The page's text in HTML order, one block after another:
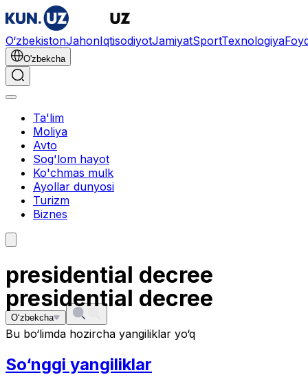
O‘zbekistonJahonIqtisodiyotJamiyatSportTexnologiya
O'zbekcha
Ta'lim
Moliya
Avto
Sog'lom hayot
Ko'chmas mulk
Ayollar dunyosi
Turizm
Biznes
presidential decree
O‘zbekcha
presidential decree
Bu bo‘limda hozircha yangiliklar yo‘q
So‘nggi yangiliklar